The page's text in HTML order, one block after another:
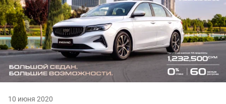
10 июня 2020